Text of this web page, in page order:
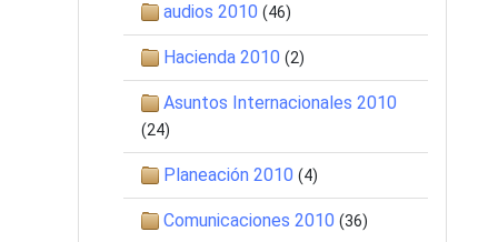
audios 2010 (46)
Hacienda 2010 (2)
Asuntos Internacionales 2010
(24)
Planeación 2010 (4)
Comunicaciones 2010 (36)